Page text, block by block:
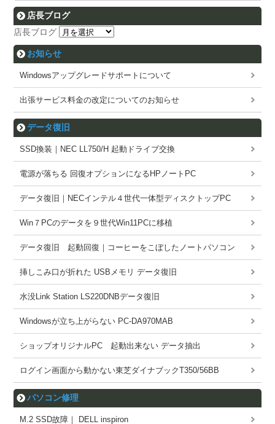
店長ブログ
店長ブログ
お知らせ
Windowsアップグレードサポートについて
出張サービス料金の改定についてのお知らせ
データ復旧
SSD換装｜NEC LL750/H 起動ドライブ交換
電源が落ちる 回復オプションになるHPノートPC
データ復旧｜NECインテル４世代一体型ディスクトップPC
Win７PCのデータを９世代Win11PCに移植
データ復旧 起動回復｜コーヒーをこぼしたノートパソコン
挿しこみ口が折れた USBメモリ データ復旧
水没Link Station LS220DNBデータ復旧
Windowsが立ち上がらない PC-DA970MAB
ショップオリジナルPC 起動出来ない データ抽出
ログイン画面から動かない東芝ダイナブックT350/56BB
パソコン修理
M.2 SSD故障｜ DELL inspiron